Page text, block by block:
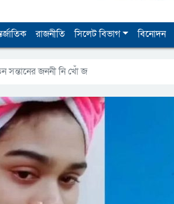
রাজনীতি সিলেট বিভাগ বিনোদন
সন্তানের জননী নি খোঁ জ